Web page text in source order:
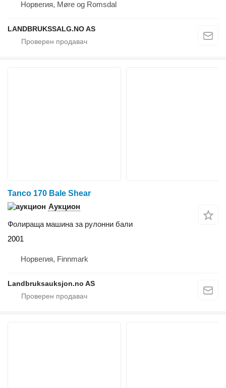
Норвегия, Møre og Romsdal
LANDBRUKSSALG.NO AS
Tanco 170 Bale Shear
Аукцион
Фолираща машина за рулонни бали
2001
Норвегия, Finnmark
Landbruksauksjon.no AS